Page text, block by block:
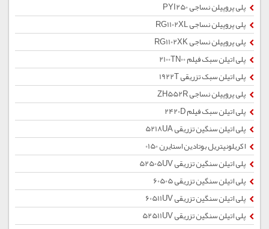
پلی پروپیلن نساجی PYI250
پلی پروپیلن نساجی RG1102XL
پلی پروپیلن نساجی RG1102XK
پلی اتیلن سبک فیلم 2100TN00
پلی اتیلن سبک تزریقی 1922T
پلی پروپیلن نساجی ZH552R
پلی اتیلن سبک فیلم 2420D
پلی اتیلن سنگین تزریقی 5218UA
اکریلونیتریل بوتادین استایرن 0150
پلی اتیلن سنگین تزریقی 52505UV
پلی اتیلن سنگین تزریقی 60505
پلی اتیلن سنگین تزریقی 60511UV
پلی اتیلن سنگین تزریقی 52511UV